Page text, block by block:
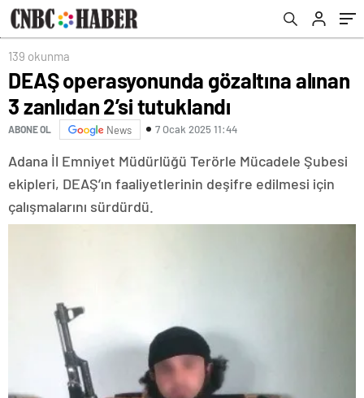
139 okunma
DEAŞ operasyonunda gözaltına alınan
3 zanlıdan 2’si tutuklandı
ABONE OL News 7 Ocak 2025 11:44
Adana İl Emniyet Müdürlüğü Terörle Mücadele Şubesi
ekipleri, DEAŞ’ın faaliyetlerinin deşifre edilmesi için
çalışmalarını sürdürdü.